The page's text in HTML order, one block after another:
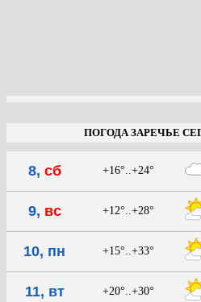
ПОГОДА ЗАРЕЧЬЕ
8, сб +16°..+24°
9, вс +12°..+28°
10, пн +15°..+33°
11, вт +20°..+30°